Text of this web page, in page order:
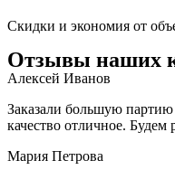
Скидки и экономия от
Отзывы наших
Алексей Иванов
Заказали большую партию
качество отличное. Будем
Мария Петрова